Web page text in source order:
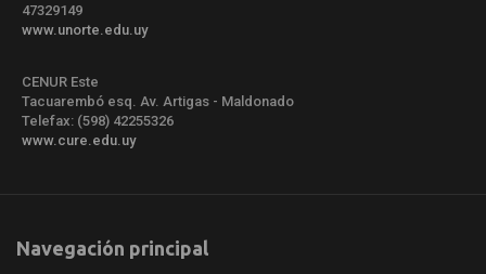
47329149
www.unorte.edu.uy
CENUR Este
Tacuarembó esq. Av. Artigas - Maldonado
Telefax: (598) 42255326
www.cure.edu.uy
Navegación principal